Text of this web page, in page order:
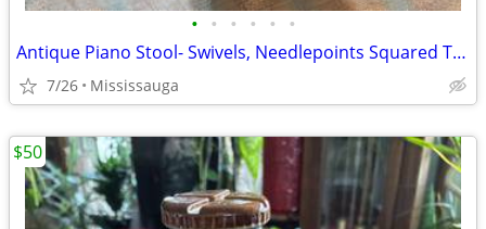
• • • • • •
Antique Piano Stool- Swivels, Needlepoints Squared Top & Adjustable Height- $165
7/26 Mississauga
$50